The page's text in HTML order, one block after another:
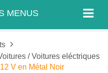
MENUS
/ Voitures eléctriques
V en Métal Noir